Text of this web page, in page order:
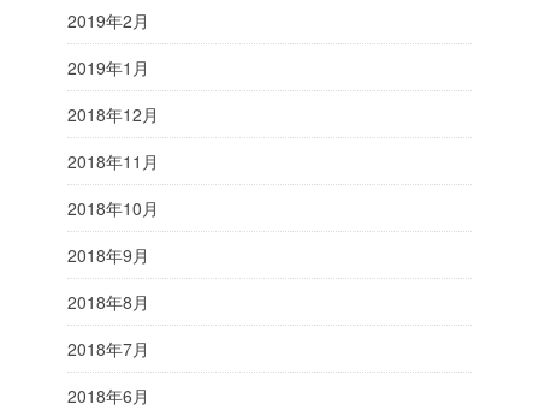
2019年2月
2019年1月
2018年12月
2018年11月
2018年10月
2018年9月
2018年8月
2018年7月
2018年6月